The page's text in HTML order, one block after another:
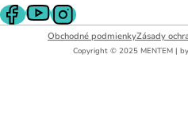
Obchodné podmienkyZásady
Copyright © 2025 MENTEM | by